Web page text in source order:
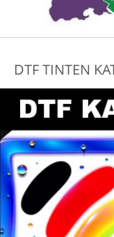
DTF TINTEN